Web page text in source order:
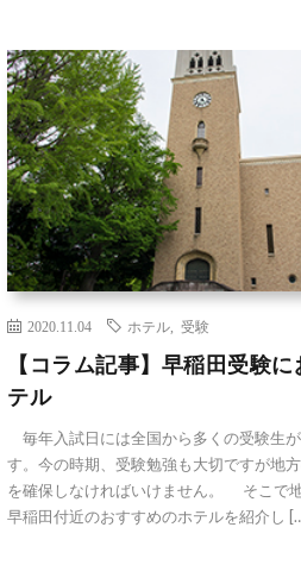
2020.11.04 ホテル 受験
【コラム記事】早稲田受験
テル
毎年入試日には全国から多くの受験生
す。今の時期、受験勉強も大切ですが地
を確保しなければいけません。 そこで
早稲田付近のおすすめのホテルを紹介し